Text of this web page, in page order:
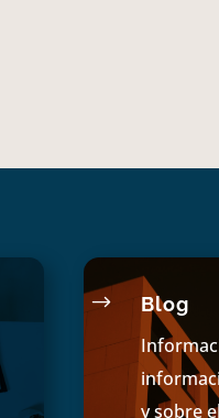
$ Blog
y sobre